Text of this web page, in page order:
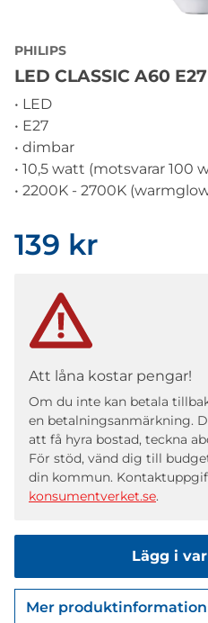
PHILIPS
LED CLASSIC A60
• LED
• E27
• dimbar
• 10,5 watt (motsvarar 100
• 2200K - 2700K
139 kr
Att låna kostar pengar!
Om du inte kan betala
en betalningsanmärkning.
att få hyra bostad, teckna
För stöd, vänd dig till
din kommun.
konsumentverket.se.
Lägg i
Gå till
Mer produktinformation